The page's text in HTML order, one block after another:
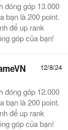
đóng góp 13.000
bạn là 200 point.
để up rank
góp của bạn!
12/8/24
đóng góp 12.000
bạn là 200 point.
để up rank
góp của bạn!